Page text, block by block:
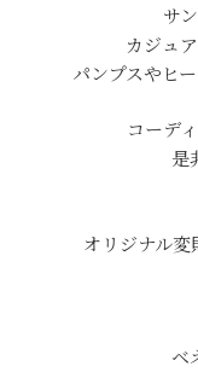
サ
カジュ
パンプスやヒ
コーデ
是
オリジナル変
ベ